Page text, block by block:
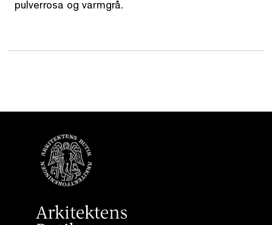
pulverrosa og varmgrå.